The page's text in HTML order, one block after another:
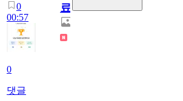
0
00:57
0
댓글
료